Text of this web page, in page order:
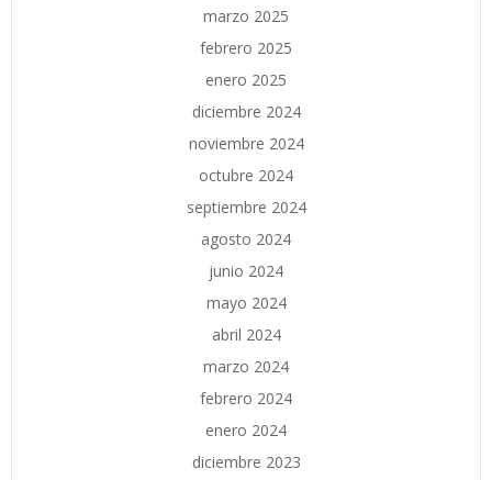
marzo 2025
febrero 2025
enero 2025
diciembre 2024
noviembre 2024
octubre 2024
septiembre 2024
agosto 2024
junio 2024
mayo 2024
abril 2024
marzo 2024
febrero 2024
enero 2024
diciembre 2023